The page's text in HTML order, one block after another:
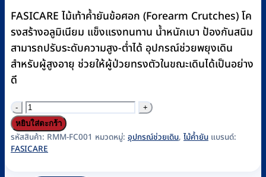
FASICARE ไม้เท้าค้ำยันข้อศอก (Forearm Crutches) โค
รงสร้างอลูมิเนียม แข็งแรงทนทาน น้ำหนักเบา ป้องกันสนิม
สามารถปรับระดับความสูง-ต่ำได้ อุปกรณ์ช่วยพยุงเดิน
สำหรับผู้สูงอายุ ช่วยให้ผู้ป่วยทรงตัวในขณะเดินได้เป็นอย่าง
ดี
จำนวน
ไม้
ค้ำ
ศอก
หยิบใส่ตะกร้า
รหัสสินค้า: RMM-FC001 หมวดหมู่: อุปกรณ์ช่วยเดิน, ไม้ค้ำยัน แบรนด์:
FASICARE